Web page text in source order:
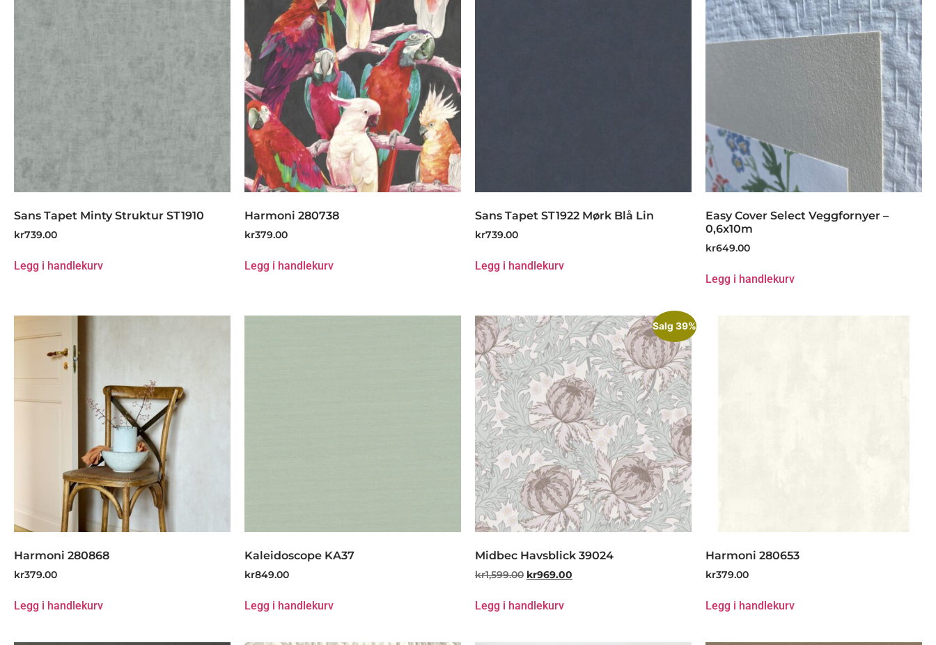
Sans Tapet Minty Struktur ST1910
kr739.00
Legg i handlekurv
Harmoni 280738
kr379.00
Legg i handlekurv
Sans Tapet ST1922 Mørk Blå Lin
kr739.00
Legg i handlekurv
Easy Cover Select Veggfornyer –
0,6x10m
kr649.00
Legg i handlekurv
Harmoni 280868
kr379.00
Legg i handlekurv
Kaleidoscope KA37
kr849.00
Legg i handlekurv
Salg 39%
Midbec Havsblick 39024
kr1,599.00 kr969.00
Legg i handlekurv
Harmoni 280653
kr379.00
Legg i handlekurv